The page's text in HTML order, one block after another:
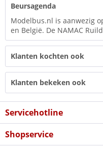
Beursagenda
Modelbus.nl is aanwezig
en België. De NAMAC
Klanten kochten ook
Klanten bekeken ook
Servicehotline
Shopservice